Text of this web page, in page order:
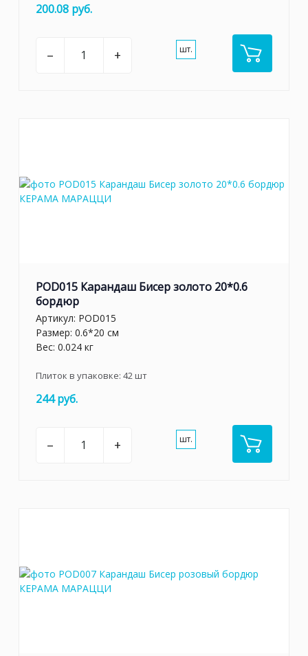
200.08 руб.
– + шт.
POD015 Карандаш Бисер золото 20*0.6
бордюр
Артикул: POD015
Размер: 0.6*20 см
Вес: 0.024 кг
Плиток в упаковке: 42шт
244 руб.
– + шт.